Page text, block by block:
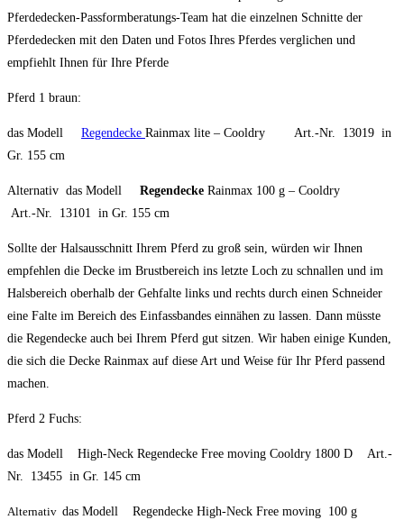
Pferdedecken-Passformberatungs-Team hat die einzelnen Schnitte der
Pferdedecken mit den Daten und Fotos Ihres Pferdes verglichen und
empfiehlt Ihnen für Ihre Pferde
Pferd 1 braun:
das Modell Regendecke Rainmax lite – Cooldry Art.-Nr. 13019 in
Gr. 155 cm
Alternativ das Modell Regendecke Rainmax 100 g – Cooldry
Art.-Nr. 13101 in Gr. 155 cm
Sollte der Halsausschnitt Ihrem Pferd zu groß sein, würden wir Ihnen
empfehlen die Decke im Brustbereich ins letzte Loch zu schnallen und im
Halsbereich oberhalb der Gehfalte links und rechts durch einen Schneider
eine Falte im Bereich des Einfassbandes einnähen zu lassen. Dann müsste
die Regendecke auch bei Ihrem Pferd gut sitzen. Wir haben einige Kunden,
die sich die Decke Rainmax auf diese Art und Weise für Ihr Pferd passend
machen.
Pferd 2 Fuchs:
das Modell High-Neck Regendecke Free moving Cooldry 1800 D Art.-
Nr. 13455 in Gr. 145 cm
Alternativ das Modell Regendecke High-Neck Free moving 100 g